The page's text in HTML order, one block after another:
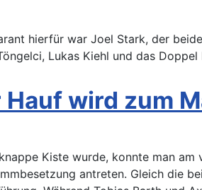
hierfür war Joel Stark, der
Lukas Kiehl und das Doppel
wird zum
Kiste wurde, konnte man
antreten. Gleich die